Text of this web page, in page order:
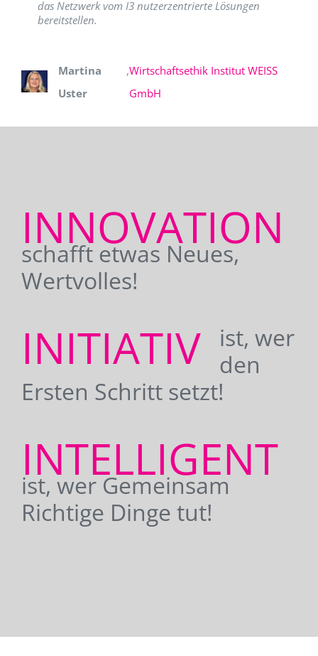
das Netzwerk vom I3 nutzerzentrierte Lösungen
bereitstellen.
Martina
Uster
,Wirtschaftsethik Institut WEISS
GmbH
INNOVATION
schafft etwas Neues,
Wertvolles!
INITIATIV
ist, wer
den
Ersten Schritt setzt!
INTELLIGENT
ist, wer Gemeinsam
Richtige Dinge tut!